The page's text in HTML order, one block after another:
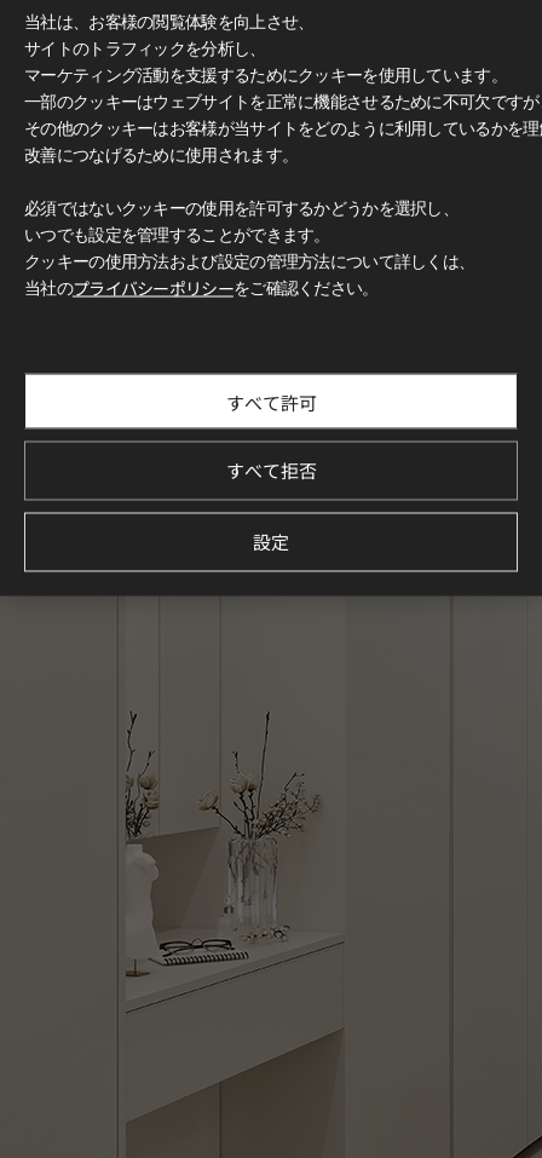
Deco Film
当社は、お客様の閲覧体験を向上させ、
サイトのトラフィックを分析し、
マーケティング活動を支援するためにクッキーを使用しています。
一部のクッキーはウェブサイトを正常に機能させるために不可欠です
その他のクッキーはお客様が当サイトをどのように利用しているかを
改善につなげるために使用されます。
必須ではないクッキーの使用を許可するかどうかを選択し、
いつでも設定を管理することができます。
クッキーの使用方法および設定の管理方法について詳しくは、
当社のプライバシーポリシーをご確認ください。
すべて許可
すべて拒否
設定